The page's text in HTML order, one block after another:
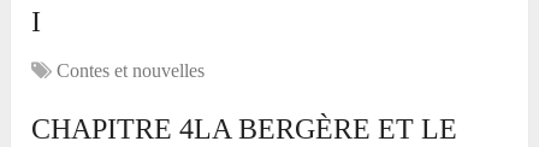
I
Contes et nouvelles
CHAPITRE 4LA BERGÈRE ET LE